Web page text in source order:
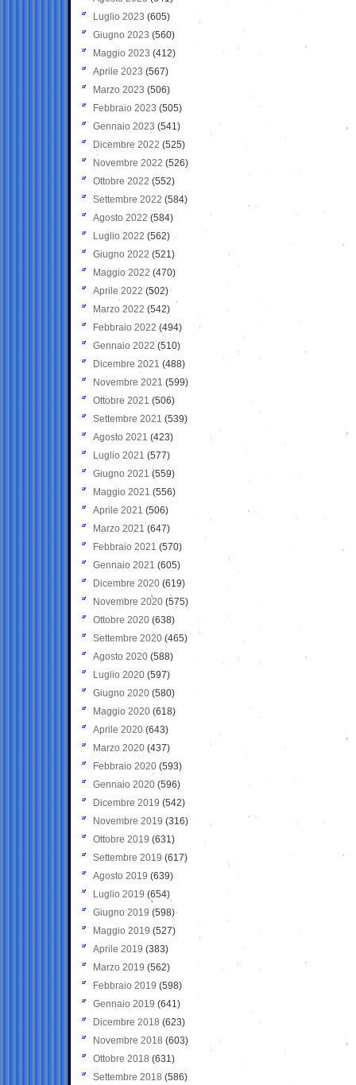
Luglio 2023 (605)
Giugno 2023 (560)
Maggio 2023 (412)
Aprile 2023 (567)
Marzo 2023 (506)
Febbraio 2023 (505)
Gennaio 2023 (541)
Dicembre 2022 (525)
Novembre 2022 (526)
Ottobre 2022 (552)
Settembre 2022 (584)
Agosto 2022 (584)
Luglio 2022 (562)
Giugno 2022 (521)
Maggio 2022 (470)
Aprile 2022 (502)
Marzo 2022 (542)
Febbraio 2022 (494)
Gennaio 2022 (510)
Dicembre 2021 (488)
Novembre 2021 (599)
Ottobre 2021 (506)
Settembre 2021 (539)
Agosto 2021 (423)
Luglio 2021 (577)
Giugno 2021(559)
Maggio 2021 (556)
Aprile 2021 (506)
Marzo 2021 (647)
Febbraio 2021 (570)
Gennaio 2021 (605)
Dicembre 2020 (619)
Novembre 2020 (575)
Ottobre 2020 (638)
Settembre 2020(465)
Agosto 2020 (588)
Luglio 2020 (597)
Giugno 2020 (580)
Maggio 2020 (618)
Aprile 2020 (643)
Marzo 2020 (437)
Febbraio 2020 (593)
Gennaio 2020 (596)
Dicembre 2019 (542)
Novembre 2019 (316)
Ottobre 2019 (631)
Settembre 2019 (617)
Agosto 2019 (639)
Luglio 2019 (654)
Giugno 2019 (598)
Maggio 2019 (527)
Aprile 2019 (383)
Marzo 2019 (562)
Febbraio 2019 (598)
Gennaio 2019 (641)
Dicembre 2018 (623)
Novembre 2018 (603)
Ottobre 2018 (631)
Settembre 2018 (586)